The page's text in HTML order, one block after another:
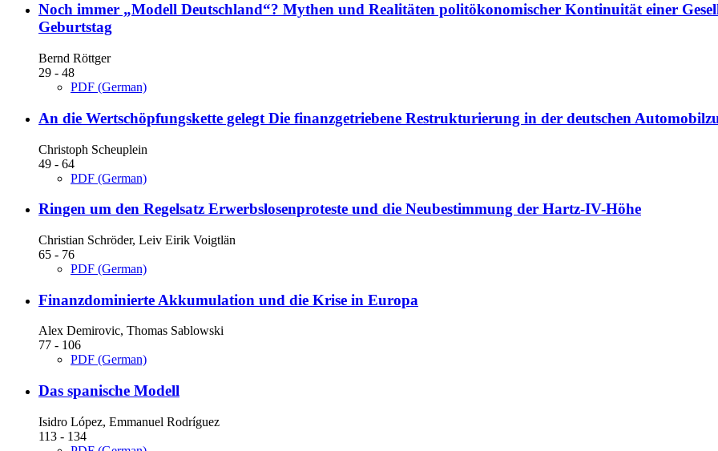
Noch immer „Modell Deutschland“? Mythen und Realitäten politökonomischer Kontinuität einer
Geburtstag
Bernd Röttger
29 - 48
PDF (German)
An die Wertschöpfungskette gelegt Die finanzgetriebene Restrukturierung in der deutschen
Christoph Scheuplein
49 - 64
PDF (German)
Ringen um den Regelsatz Erwerbslosenproteste und die Neubestimmung der Hartz-IV-Höhe
Christian Schröder, Leiv Eirik Voigtlän
65 - 76
PDF (German)
Finanzdominierte Akkumulation und die Krise in Europa
Alex Demirovic, Thomas Sablowski
77 - 106
PDF (German)
Das spanische Modell
Isidro López, Emmanuel Rodríguez
113 - 134